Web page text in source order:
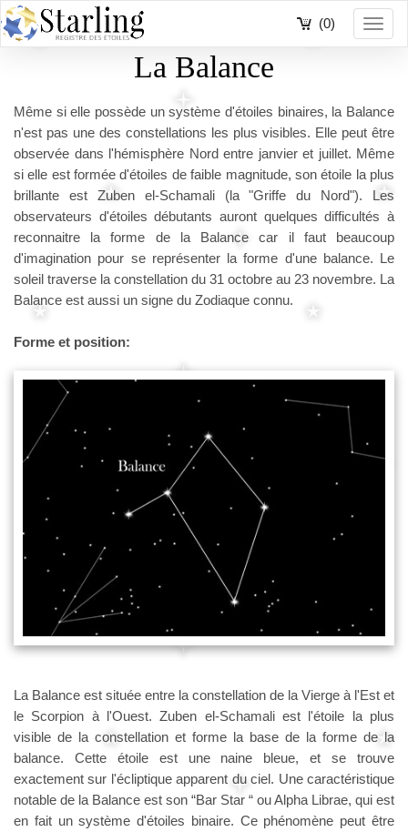
(0)
La Balance
Même si elle possède un système d'étoiles binaires, la Balance
n'est pas une des constellations les plus visibles. Elle peut être
observée dans l'hémisphère Nord entre janvier et juillet. Même
si elle est formée d'étoiles de faible magnitude, son étoile la plus
brillante est Zuben el-Schamali (la "Griffe du Nord"). Les
observateurs d'étoiles débutants auront quelques difficultés à
reconnaitre la forme de la Balance car il faut beaucoup
d'imagination pour se représenter la forme d'une balance. Le
soleil traverse la constellation du 31 octobre au 23 novembre. La
Balance est aussi un signe du Zodiaque connu.
Forme et position:
La Balance est située entre la constellation de la Vierge à l'Est et
le Scorpion à l'Ouest. Zuben el-Schamali est l'étoile la plus
visible de la constellation et forme la base de la forme de la
balance. Cette étoile est une naine bleue, et se trouve
exactement sur ​​l'écliptique apparent du ciel. Une caractéristique
notable de la Balance est son “Bar Star “ ou Alpha Librae, qui est
en fait un système d'étoiles binaire. Ce phénomène peut être